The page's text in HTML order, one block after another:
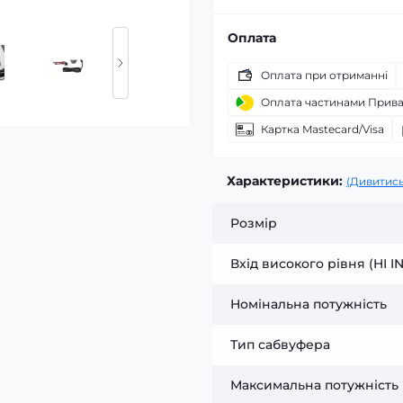
Оплата
Оплата при отриманні
Оплата частинами
Картка Mastecard/Visa
Характеристики:
Розмір
Вхід високого рівня (HI
Номінальна потужність
Тип сабвуфера
Максимальна потужність